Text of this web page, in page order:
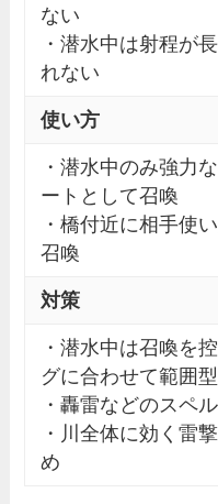
ない
・潜水中は射程が
れない
使い方
・潜水中のみ強力
ートとして召喚
・橋付近に相手使
召喚
対策
・潜水中は召喚を
グに合わせて範囲
・轟雷などのスペ
・川全体に効く雷
め